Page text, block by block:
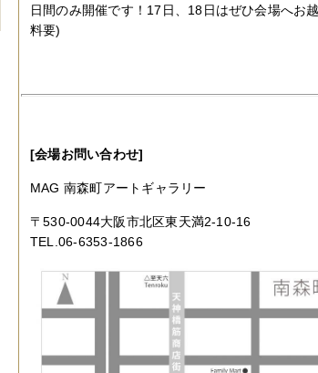
日間のみ開催です！17日、18日はぜひ会場へお
料要)
[会場お問い合わせ]
MAG 南森町アートギャラリー
〒530-0044大阪市北区東天満2-10-16
TEL.06-6353-1866